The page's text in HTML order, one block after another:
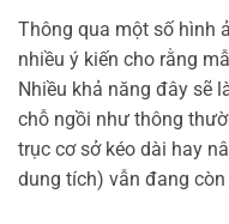
Thông qua một số hình
nhiều ý kiến cho rằng
Nhiều khả năng đây sẽ
chỗ ngồi như thông
trục cơ sở kéo dài hay
dung tích) vẫn đang